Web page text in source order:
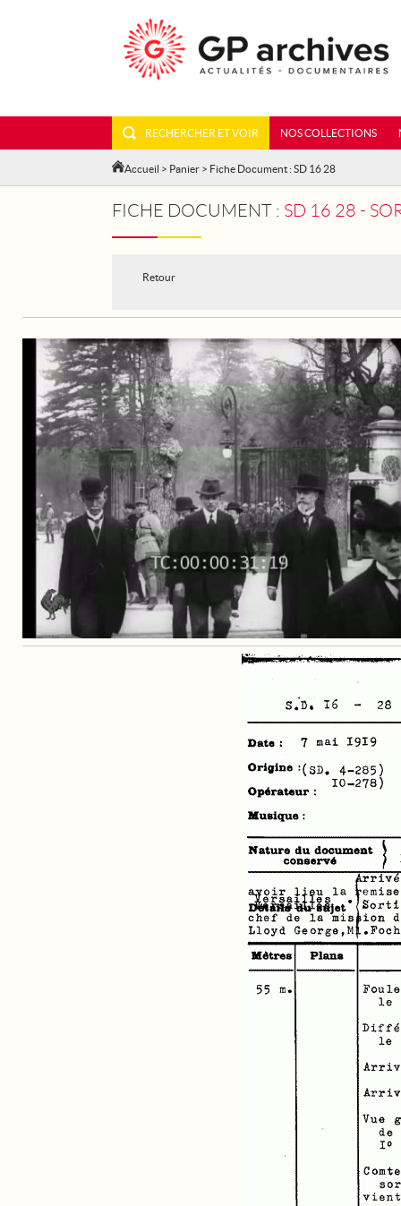
RECHERCHER ET VOIR NOS COLLECTIONS
Accueil > Panier > Fiche Document : SD 16 28
FICHE DOCUMENT : SD 16 28 -
Retour